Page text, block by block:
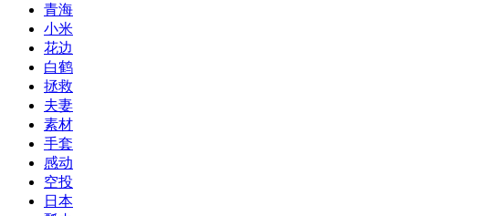
青海
小米
花边
白鹤
拯救
夫妻
素材
手套
感动
空投
日本